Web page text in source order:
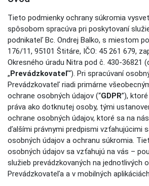
Tieto podmienky ochrany súkromia
spôsobom spracúva pri poskytovaní
podnikateľ Bc. Ondrej Balko, s miestom
176/11, 95101 Štitáre, IČO: 45 261 679,
Okresného úradu Nitra pod č. 430-36821
„Prevádzkovateľ“). Pri spracúvaní
Prevádzkovateľ riadi primárne
ochrane osobných údajov (“GDPR”),
práva ako dotknutej osoby, tými
ochrane osobných údajov, ktoré sa na
ďalšími právnymi predpismi vzťahujúcimi
osobných údajov a ochranu súkromia.
osobných údajov sa vzťahujú na vás –
služieb prevádzkovaných na jednotlivých
Prevádzkovateľa a v mobilných aplikáciách.